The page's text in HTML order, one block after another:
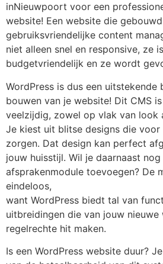
inNieuwpoort voor een
website! Een website die
gebruiksvriendelijke content
niet alleen snel en responsive, ze
budgetvriendelijk en ze wordt
WordPress is dus een uitstekende
bouwen van je website! Dit CMS
veelzijdig, zowel op vlak van look
Je kiest uit blitse designs die voor
zorgen. Dat design kan perfect
jouw huisstijl. Wil je daarnaast
afsprakenmodule toevoegen? De
eindeloos,
want WordPress biedt tal van
uitbreidingen die van jouw nieuwe
regelrechte hit maken.
Is een WordPress website duur?